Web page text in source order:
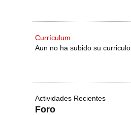
Currículum
Aun no ha subido su curriculo
Actividades Recientes
Foro